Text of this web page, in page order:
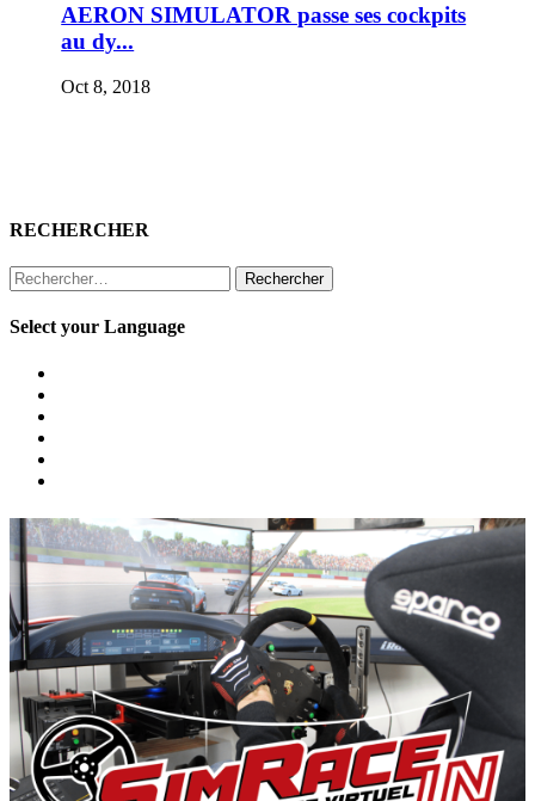
AERON SIMULATOR passe ses cockpits
au dy...
Oct 8, 2018
RECHERCHER
Rechercher :
Select your Language